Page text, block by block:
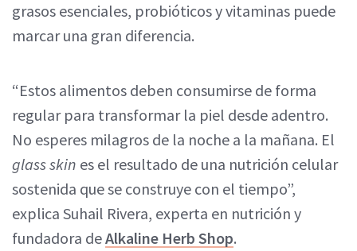
grasos esenciales, probióticos y vitaminas puede
marcar una gran diferencia.
“Estos alimentos deben consumirse de forma
regular para transformar la piel desde adentro.
No esperes milagros de la noche a la mañana. El
glass skin es el resultado de una nutrición celular
sostenida que se construye con el tiempo”,
explica Suhail Rivera, experta en nutrición y
fundadora deAlkaline Herb Shop.